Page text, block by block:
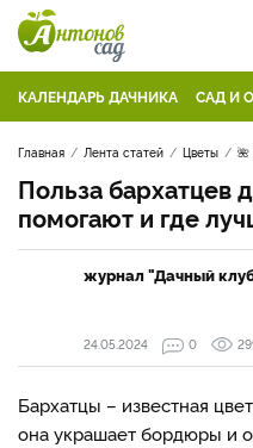
КАЛЕНДАРЬ ДАЧНИКА САД И
Главная Лента статей Цветы 🌺
Польза бархатцев
помогают и где
журнал "Дачный
24.05.2024
0
Бархатцы – известная
она украшает бордюры и